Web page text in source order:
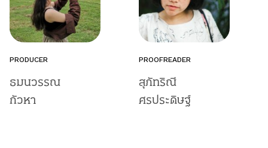
PRODUCER
ธมนวรรณ
กัวหา
PROOFREADER
สุภัทริณี
ศรประดิษฐ์